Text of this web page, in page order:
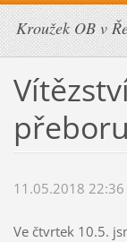
Kroužek OB v
11.05.2018 22:36
Ve čtvrtek 10.5.